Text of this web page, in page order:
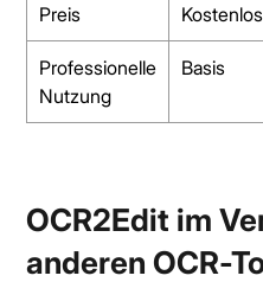
Preis Kostenlos
Professionelle
Nutzung
Basis
OCR2Edit im
anderen OCR-